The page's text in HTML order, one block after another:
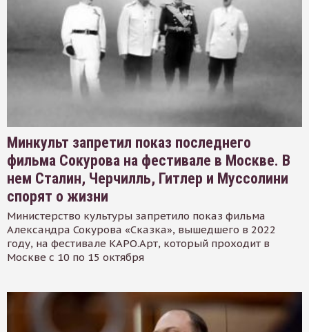
Минкульт запретил показ последнего
фильма Сокурова на фестивале в Москве. В
нем Сталин, Черчилль, Гитлер и Муссолини
спорят о жизни
Министерство культуры запретило показ фильма
Александра Сокурова «Сказка», вышедшего в 2022
году, на фестивале КАРО.Арт, который проходит в
Москве с 10 по 15 октября